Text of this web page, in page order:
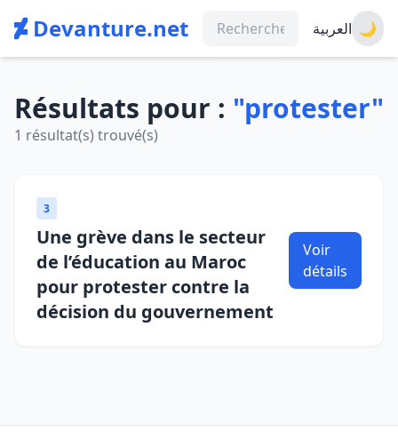
Devanture.net العربية 🌙
Résultats pour : "protester"
1 résultat(s) trouvé(s)
3
Une grève dans le secteur
de l’éducation au Maroc
pour protester contre la
décision du gouvernement
Voir
détails